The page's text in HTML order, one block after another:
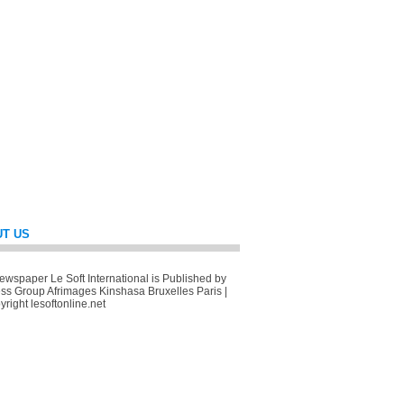
US
Le Soft International is Published by
Group Afrimages Kinshasa Bruxelles Paris |
lesoftonline.net